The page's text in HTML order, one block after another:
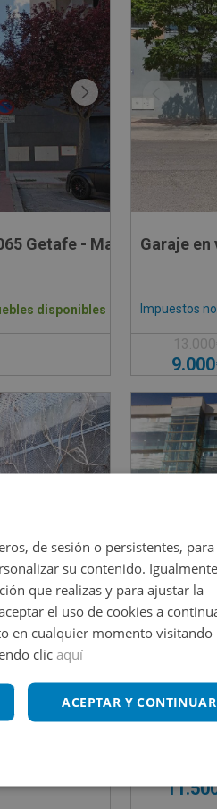
Getafe - Madrid
disponibles
Garaje en
Impuestos
- Madrid Garaje en
de sesión o persistentes, para
su contenido.
que realizas y para ajustar la
el uso de cookies a
en cualquier momento visitando
clicaquí
ACEPTAR Y CONTINUAR